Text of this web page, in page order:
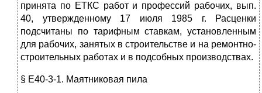
принята по ЕТКС работ и профессий рабочих, вып.
40, утвержденному 17 июля 1985 г. Расценки
подсчитаны по тарифным ставкам, установленным
для рабочих, занятых в строительстве и на ремонтно-
строительных работах и в подсобных производствах.
§ Е40-3-1. Маятниковая пила